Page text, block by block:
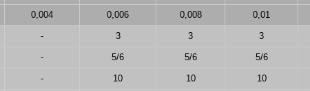
0,004 0,006 0,008 0,01
- 3 3 3
- 5/6 5/6 5/6
- 10 10 10